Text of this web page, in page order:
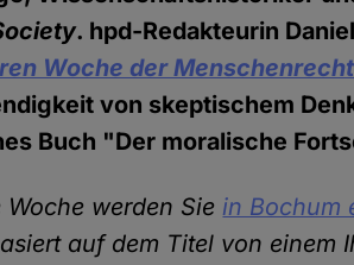
. hpd-Redakteurin
Woche der
von skeptischem
Buch "Der moralische
werden Sie in Bochum
auf dem Titel von einem